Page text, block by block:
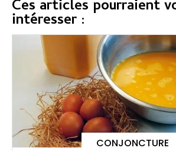
Ces articles pourraient
intéresser :
CONJONCTURE